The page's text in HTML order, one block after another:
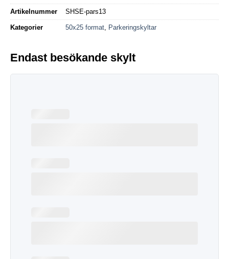
Artikelnummer SHSE-pars13
Kategorier 50x25 format Parkeringskyltar
Endast besökande skylt